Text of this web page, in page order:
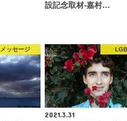
設記念取材-嘉村…
メッセージ
2021.3.31